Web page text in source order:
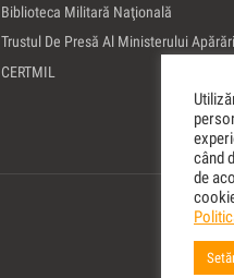
Biblioteca Militară Naţională
Trustul De Presă Al Ministerului
CERTMIL
când
de